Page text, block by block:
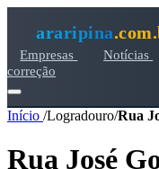
araripina
Empresas Notícias
correção
Início /Logradouro/Rua
Rua José